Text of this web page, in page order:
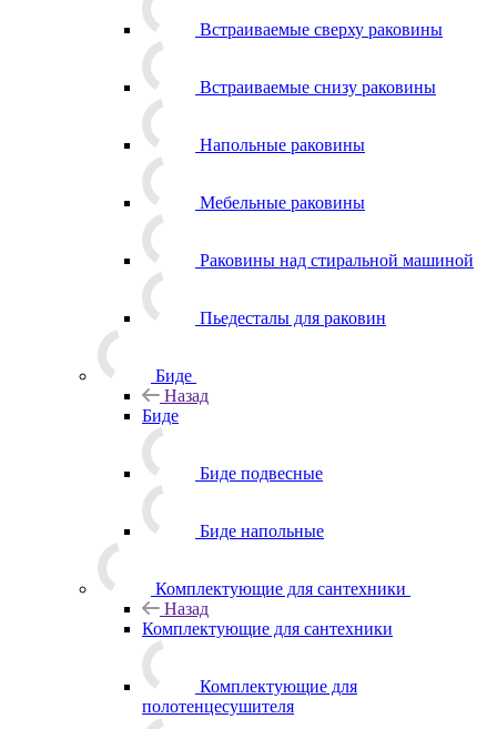
Встраиваемые сверху раковины
Встраиваемые снизу раковины
Напольные раковины
Мебельные раковины
Раковины над стиральной машиной
Пьедесталы для раковин
Биде
Назад
Биде
Биде подвесные
Биде напольные
Комплектующие для сантехники
Назад
Комплектующие для сантехники
Комплектующие для
полотенцесушителя